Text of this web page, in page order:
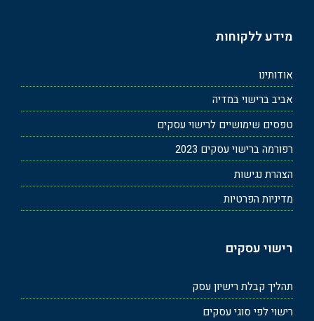
מידע ללקוחות
אודותינו
אביב ברישוי במדיה
טפסים שימושיים לרישוי עסקים
רפורמה ברישוי עסקים 2023
הצהרת נגישות
מדיניות הפרטיות
רישוי עסקים
תהליך קבלת רישיון עסק
רישוי לפי סוגי עסקים